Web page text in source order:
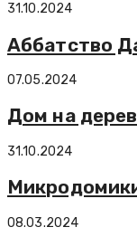
31.10.2024
Аббатство
07.05.2024
Дом на
31.10.2024
08.03.2024